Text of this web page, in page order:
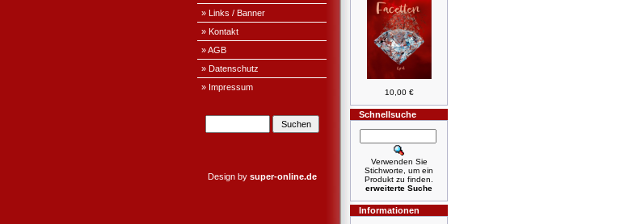
» Links / Banner
» Kontakt
» AGB
» Datenschutz
» Impressum
Design by super-online.de
10,00 €
Schnellsuche
Verwenden Sie
Stichworte, um ein
Produkt zu finden.
erweiterte Suche
Informationen